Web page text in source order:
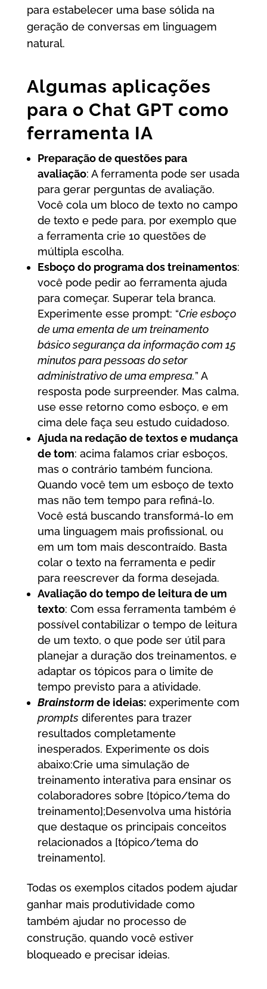
para estabelecer uma base sólida na
geração de conversas em linguagem
natural.
Algumas aplicações
para o Chat GPT como
ferramenta IA
Preparação de questões para
avaliação: A ferramenta pode ser usada
para gerar perguntas de avaliação.
Você cola um bloco de texto no campo
de texto e pede para, por exemplo que
a ferramenta crie 10 questões de
múltipla escolha.
Esboço do programa dos treinamentos:
você pode pedir ao ferramenta ajuda
para começar. Superar tela branca.
Experimente esse prompt: “Crie esboço
de uma ementa de um treinamento
básico segurança da informação com 15
minutos para pessoas do setor
administrativo de uma empresa.” A
resposta pode surpreender. Mas calma,
use esse retorno como esboço, e em
cima dele faça seu estudo cuidadoso.
Ajuda na redação de textos e mudança
de tom: acima falamos criar esboços,
mas o contrário também funciona.
Quando você tem um esboço de texto
mas não tem tempo para refiná-lo.
Você está buscando transformá-lo em
uma linguagem mais profissional, ou
em um tom mais descontraído. Basta
colar o texto na ferramenta e pedir
para reescrever da forma desejada.
Avaliação do tempo de leitura de um
texto: Com essa ferramenta também é
possível contabilizar o tempo de leitura
de um texto, o que pode ser útil para
planejar a duração dos treinamentos, e
adaptar os tópicos para o limite de
tempo previsto para a atividade.
Brainstormde ideias:experimente com
prompts diferentes para trazer
resultados completamente
inesperados. Experimente os dois
abaixo:Crie uma simulação de
treinamento interativa para ensinar os
colaboradores sobre [tópico/tema do
treinamento];Desenvolva uma história
que destaque os principais conceitos
relacionados a [tópico/tema do
treinamento].
Todas os exemplos citados podem ajudar
ganhar mais produtividade como
também ajudar no processo de
construção, quando você estiver
bloqueado e precisar ideias.